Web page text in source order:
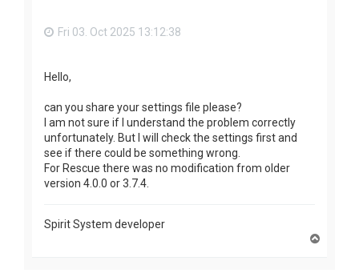
Fri 03. Oct 2025 13:12:38
Hello,
can you share your settings file please?
I am not sure if I understand the problem correctly
unfortunately. But I will check the settings first and
see if there could be something wrong.
For Rescue there was no modification from older
version 4.0.0 or 3.7.4.
Spirit System developer